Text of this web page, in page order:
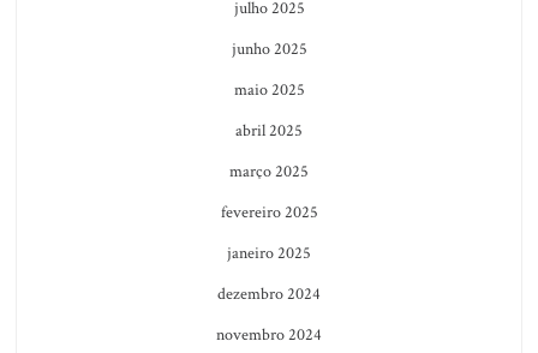
julho 2025
junho 2025
maio 2025
abril 2025
março 2025
fevereiro 2025
janeiro 2025
dezembro 2024
novembro 2024